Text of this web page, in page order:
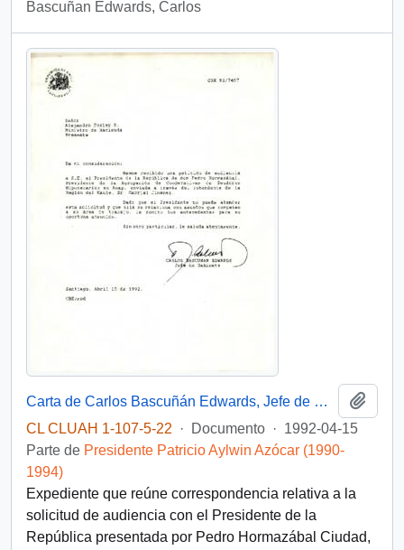
Bascuñan Edwards, Carlos
Carta de Carlos Bascuñán Edwards, Jefe de Gabinete Presidencial, a Alejandro Foxley Ríoseco, Ministro de Hacienda, sobre solicitud de audiencia de la Agrupación de Cooperativas de Deudores Hipotecarios ex ANAP
CL CLUAH 1-107-5-22
· Documento · 1992-04-15
Parte de Presidente Patricio Aylwin Azócar (1990-
1994)
Expediente que reúne correspondencia relativa a la
solicitud de audiencia con el Presidente de la
República presentada por Pedro Hormazábal Ciudad,